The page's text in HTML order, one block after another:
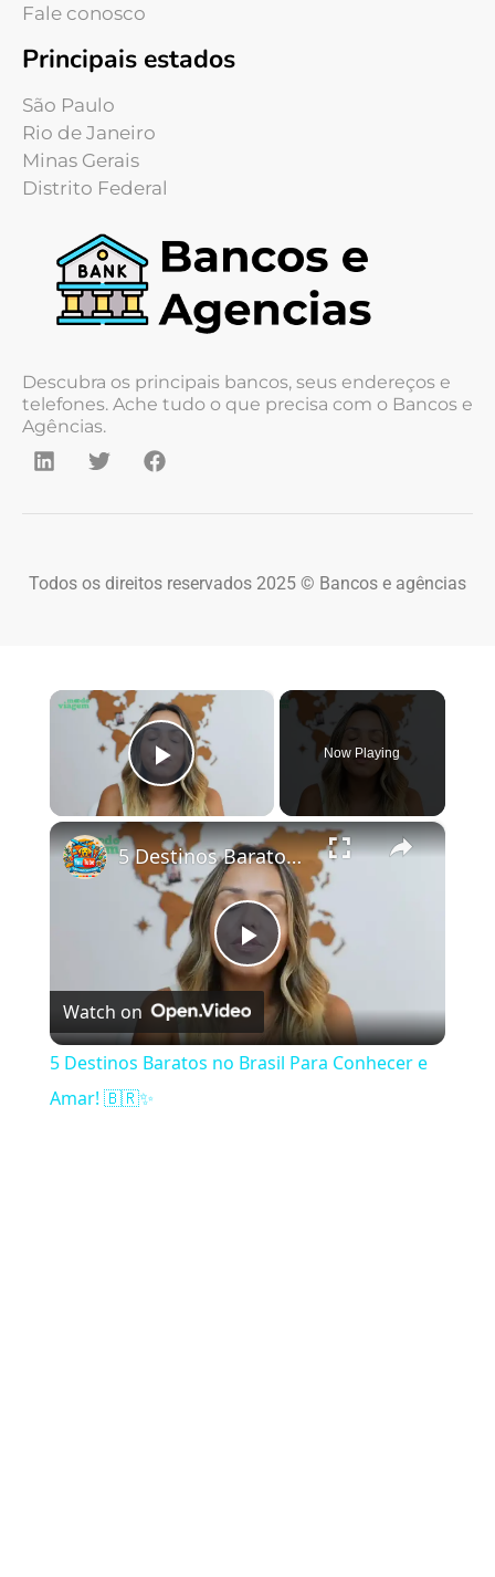
Fale conosco
Principais estados
São Paulo
Rio de Janeiro
Minas Gerais
Distrito Federal
Descubra os principais bancos, seus endereços e
telefones. Ache tudo o que precisa com o Bancos e
Agências.
Todos os direitos reservados 2025 © Bancos e agências
×
Play Video
Now Playing
×
Play Video
5 Destinos Baratos no Brasil Para Conhecer e Amar! 🇧🇷✨
Watch on
5 Destinos Baratos no Brasil Para Conhecer e
Amar! 🇧🇷✨